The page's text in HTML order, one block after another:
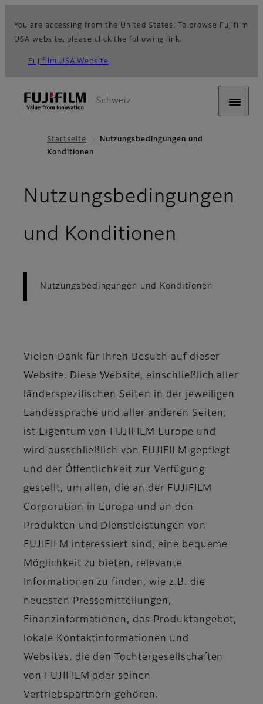
You are accessing from the United States. To browse Fujifilm
USA website, please click the following link.
Fujifilm USA Website
Schweiz
Startseite
Nutzungsbedingungen und
Konditionen
Nutzungsbedingungen
und Konditionen
Nutzungsbedingungen und Konditionen
Vielen Dank für Ihren Besuch auf dieser
Website. Diese Website, einschließlich aller
länderspezifischen Seiten in der jeweiligen
Landessprache und aller anderen Seiten,
ist Eigentum von FUJIFILM Europe und
wird ausschließlich von FUJIFILM gepflegt
und der Öffentlichkeit zur Verfügung
gestellt, um allen, die an der FUJIFILM
Corporation in Europa und an den
Produkten und Dienstleistungen von
FUJIFILM interessiert sind, eine bequeme
Möglichkeit zu bieten, relevante
Informationen zu finden, wie z.B. die
neuesten Pressemitteilungen,
Finanzinformationen, das Produktangebot,
lokale Kontaktinformationen und
Websites, die den Tochtergesellschaften
von FUJIFILM oder seinen
Vertriebspartnern gehören.